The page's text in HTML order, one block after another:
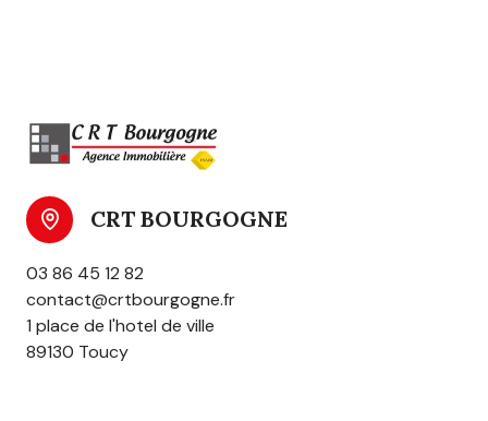
CRT BOURGOGNE
03 86 45 12 82
contact@crtbourgogne.fr
1 place de l'hotel de ville
89130 Toucy